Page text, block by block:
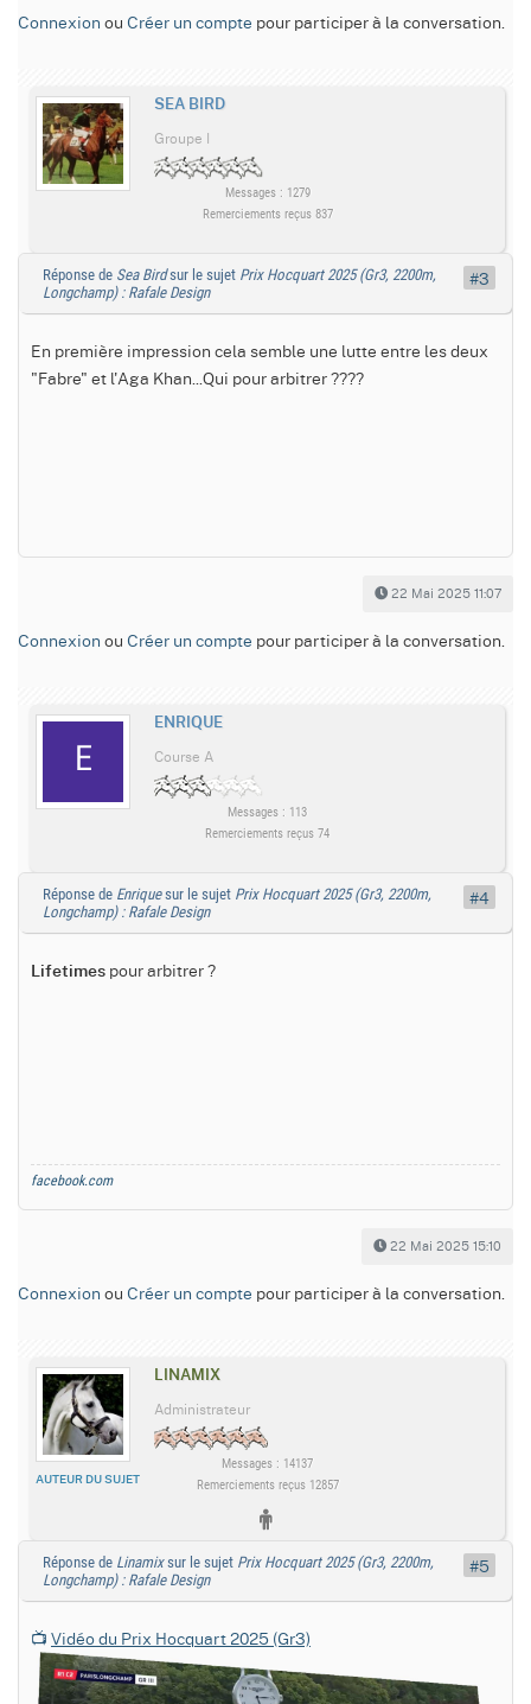
Connexion ou Créer un compte pour participer à la conversation.
SEA BIRD
Groupe I
Messages : 1279
Remerciements reçus 837
Réponse de Sea Birdsur le sujet Prix Hocquart 2025 (Gr3, 2200m,
Longchamp) : Rafale Design
En première impression cela semble une lutte entre les deux
"Fabre" et l'Aga Khan...Qui pour arbitrer ????
22 Mai 2025 11:07
#3
Connexion ou Créer un compte pour participer à la conversation.
ENRIQUE
Course A
Messages : 113
Remerciements reçus 74
Réponse de Enriquesur le sujet Prix Hocquart 2025 (Gr3, 2200m,
Longchamp) : Rafale Design
Lifetimes pour arbitrer ?
facebook.com
22 Mai 2025 15:10
#4
Connexion ou Créer un compte pour participer à la conversation.
LINAMIX
AUTEUR DU SUJET
Administrateur
Messages : 14137
Remerciements reçus 12857
Réponse de Linamixsur le sujet Prix Hocquart 2025 (Gr3, 2200m,
Longchamp) : Rafale Design
📺 Vidéo du Prix Hocquart 2025 (Gr3)
#5